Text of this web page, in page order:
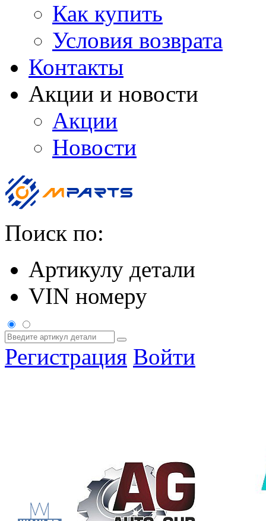
Как купить
Условия возврата
Контакты
Акции и новости
Акции
Новости
Поиск по:
Артикулу детали
VIN номеру
Регистрация Войти